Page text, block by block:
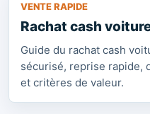
VENTE RAPIDE
Rachat cash
Guide du rachat cash
sécurisé, reprise rapide,
et critères de valeur.